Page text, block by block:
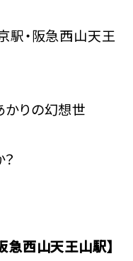
駅・阪急西山天王
かりの幻想世
急西山天王山駅】